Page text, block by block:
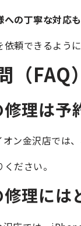
の丁寧な対応
頼できるよう
FAQ）
理は予
ン金沢店では
ださい。
理には